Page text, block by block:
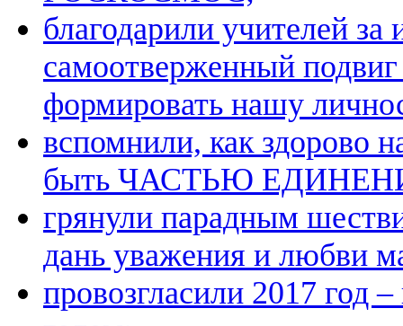
благодарили учителей за
самоотверженный
формировать нашу
вспомнили, как здорово
быть ЧАСТЬЮ
грянули парадным
дань уважения и любви
провозгласили 2017 год